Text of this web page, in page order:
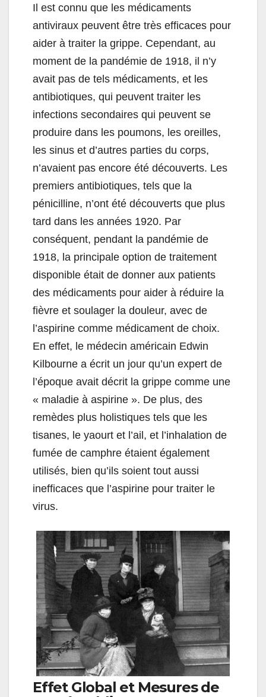
Il est connu que les médicaments
antiviraux peuvent être très efficaces pour
aider à traiter la grippe. Cependant, au
moment de la pandémie de 1918, il n’y
avait pas de tels médicaments, et les
antibiotiques, qui peuvent traiter les
infections secondaires qui peuvent se
produire dans les poumons, les oreilles,
les sinus et d’autres parties du corps,
n’avaient pas encore été découverts. Les
premiers antibiotiques, tels que la
pénicilline, n’ont été découverts que plus
tard dans les années 1920. Par
conséquent, pendant la pandémie de
1918, la principale option de traitement
disponible était de donner aux patients
des médicaments pour aider à réduire la
fièvre et soulager la douleur, avec de
l’aspirine comme médicament de choix.
En effet, le médecin américain Edwin
Kilbourne a écrit un jour qu’un expert de
l’époque avait décrit la grippe comme une
« maladie à aspirine ». De plus, des
remèdes plus holistiques tels que les
tisanes, le yaourt et l’ail, et l’inhalation de
fumée de camphre étaient également
utilisés, bien qu’ils soient tout aussi
inefficaces que l’aspirine pour traiter le
virus.
Effet Global et Mesures de